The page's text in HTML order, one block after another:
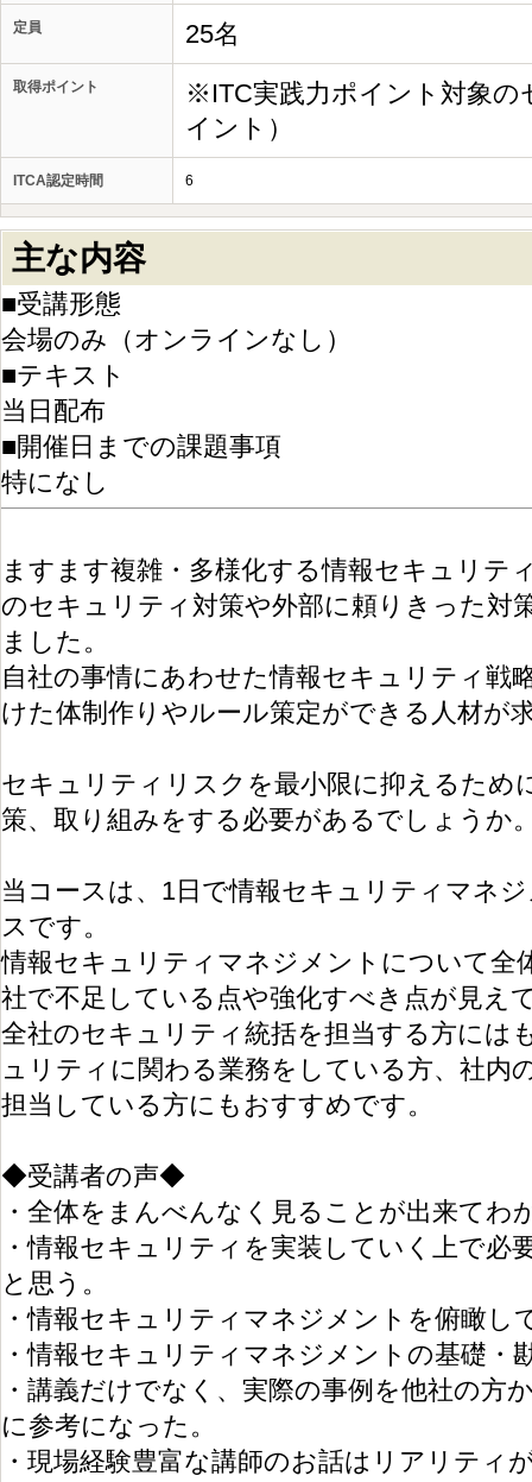
定員 25名
取得ポイント
※ITC実践力ポイント対象の
イント）
ITCA認定時間 6
主な内容
■受講形態
会場のみ（オンラインなし）
■テキスト
当日配布
■開催日までの課題事項
特になし
ますます複雑・多様化する情報セキュリテ
のセキュリティ対策や外部に頼りきった対
ました。
自社の事情にあわせた情報セキュリティ戦
けた体制作りやルール策定ができる人材が
セキュリティリスクを最小限に抑えるため
策、取り組みをする必要があるでしょうか
当コースは、1日で情報セキュリティマネ
スです。
情報セキュリティマネジメントについて全
社で不足している点や強化すべき点が見え
全社のセキュリティ統括を担当する方には
ュリティに関わる業務をしている方、社内
担当している方にもおすすめです。
◆受講者の声◆
・全体をまんべんなく見ることが出来てわ
・情報セキュリティを実装していく上で必
と思う。
・情報セキュリティマネジメントを俯瞰し
・情報セキュリティマネジメントの基礎・
・講義だけでなく、実際の事例を他社の方
に参考になった。
・現場経験豊富な講師のお話はリアリティ